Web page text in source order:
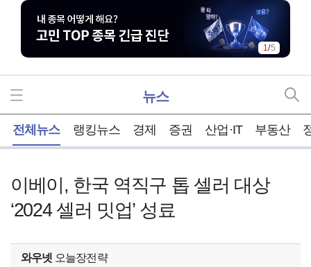
1/5
뉴스
전체뉴스 랭킹뉴스 경제 증권 산업·IT 부동산
이베이, 한국 역직구 톱 셀러 대상
‘2024 셀러 밋업’ 성료
와우넷 오늘장전략